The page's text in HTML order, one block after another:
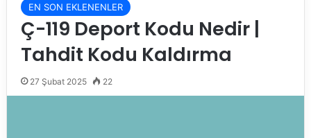
EN SON EKLENENLER
Ç-119 Deport Kodu Nedir |
Tahdit Kodu Kaldırma
27 Şubat 2025 22